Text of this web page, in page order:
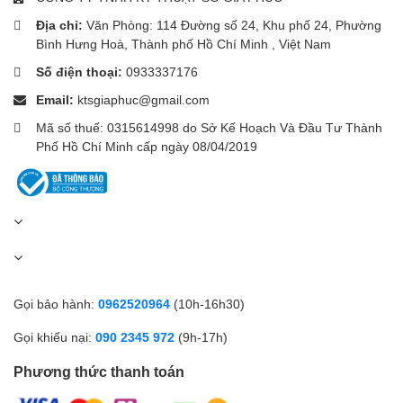
Hệ điều
hành
Android TV 11 Android TV 12 (mới hơn)
Wi-Fi Wi-Fi 5
thanh
Dolby Audio
Dolby Atmos + DTS-HD
Giao diện
Cũ hơn
Tối ưu hơn, mượt mà hơn
Phiên bản 2nd Gen cải thiện toàn diện về hiệu năng, âm thanh,
giao diện và khả năng xử lý nội dung 4K.
HDMI.
Hỗ trợ độ phân giải 4K, HDR10+ và Dolby Vision.
Chạy Android TV 12 chính chủ – dễ dùng, tương thích cao.
Có Google Assistant và Chromecast tích hợp sẵn.
Địa chỉ: Văn Phòng: 114 Đường số 24, Khu phố 24, Phường
Bình Hưng Hoà, Thành phố Hồ Chí Minh , Việt Nam
Số điện thoại: 0933337176
Email: ktsgiaphuc@gmail.com
Mã số thuế: 0315614998 do Sở Kế Hoạch Và Đầu Tư Thành
Phố Hồ Chí Minh cấp ngày 08/04/2019
Gọi bảo hành: 0962520964 (10h-16h30)
Gọi khiếu nại: 090 2345 972 (9h-17h)
Phương thức thanh toán